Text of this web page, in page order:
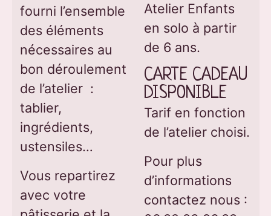
fourni l’ensemble
des éléments
nécessaires au
bon déroulement
de l’atelier :
tablier,
ingrédients,
ustensiles…
Vous repartirez
avec votre
Atelier Enfants
en solo à partir
de 6 ans.
CARTE CADEAU
DISPONIBLE
Tarif en fonction
de l’atelier choisi.
Pour plus
d’informations
contactez nous :